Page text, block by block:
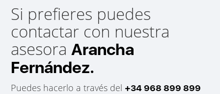
Si prefieres puedes
contactar con nuestra
asesoraArancha
Fernández.
Puedes hacerlo a través del +34 968 899 899